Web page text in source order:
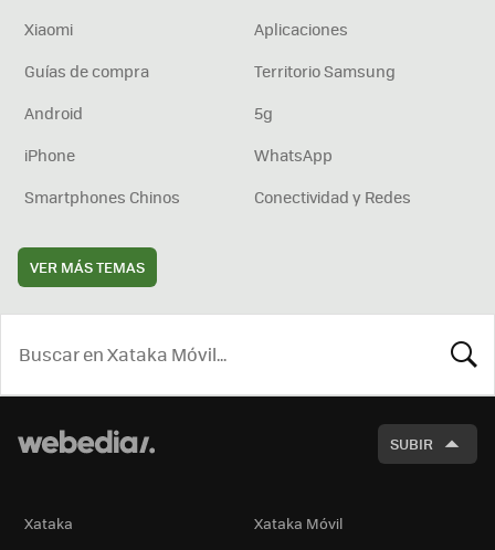
Xiaomi
Aplicaciones
Guías de compra
Territorio Samsung
Android
5g
iPhone
WhatsApp
Smartphones Chinos
Conectividad y Redes
VER MÁS TEMAS
SUBIR
Xataka Xataka Móvil